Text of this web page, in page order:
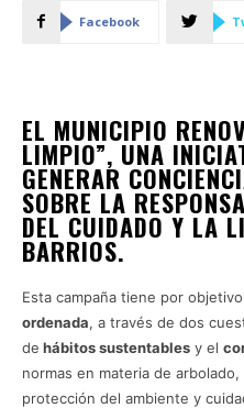
Facebook
EL MUNICIPIO
LIMPIO”, UNA
GENERAR
SOBRE LA
DEL CUIDADO Y LA
BARRIOS.
Esta campaña tiene por
ordenada, a través de dos
de hábitos sustentables y el
normas en materia de
protección del ambiente y